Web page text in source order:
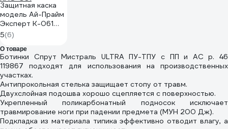
Защитная каска
модель Ай-Прайм
Эксперт К-061
ЕЛАНПЛАСТ белая
с ремнем
подбородочным с
четырьмя точками
крепления РП-04
КАС-061
5(6)
О товаре
Ботинки Спрут Мистраль ULTRA ПУ-ТПУ с ПП и АС р. 46
119867 подходят для использования на производственных
участках.
Антипрокольная стелька защищает стопу от травм.
Двухслойная подошва хорошо сцепляется с поверхностью.
Укрепленный поликарбонатный подносок исключает
травмирование ноги при падении предмета (МУН 200 Дж).
Подкладка из материала типика эффективно отводит влагу, а